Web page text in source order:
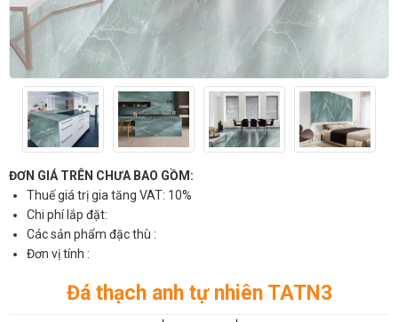
ĐƠN GIÁ TRÊN CHƯA BAO GỒM:
Thuế giá trị gia tăng VAT: 10%
Chi phí lắp đặt:
Các sản phẩm đặc thù :
Đơn vị tính :
Đá thạch anh tự nhiên TATN3